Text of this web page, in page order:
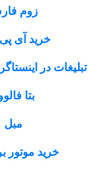
زوم
خرید آی
تبلیغات در
بتا
مبل
خرید موتور